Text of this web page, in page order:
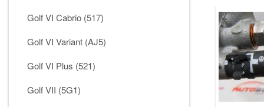
Golf VI Cabrio (517)
Golf VI Variant (AJ5)
Golf VI Plus (521)
Golf VII (5G1)